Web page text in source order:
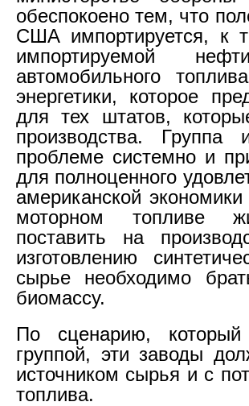
обеспокоено тем, что
США импортируется, к
импортируемой
автомобильного
энергетики, которое
для тех штатов,
производства.
проблеме системно и
для полноценного
американской
моторном топливе
поставить на
изготовлению
сырье необходимо
биомассу.
По сценарию, который
группой, эти заводы
источником сырья и с
топлива.